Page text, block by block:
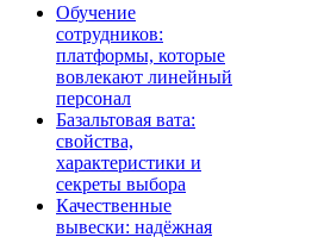
Обучение
сотрудников:
платформы, которые
вовлекают линейный
персонал
Базальтовая вата:
свойства,
характеристики и
секреты выбора
Качественные
вывески: надёжная